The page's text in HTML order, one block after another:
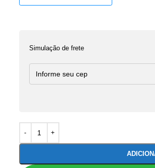
Simulação de frete